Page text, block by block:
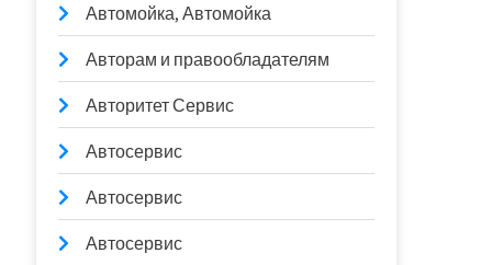
Автомойка, Автомойка
Авторам и правообладателям
Авторитет Сервис
Автосервис
Автосервис
Автосервис